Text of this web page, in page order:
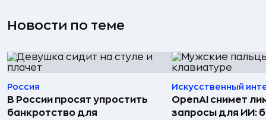
Новости по теме
Россия
В России просят упростить
банкротство для
Искусственный
OpenAI снимет
запросы для ИИ: